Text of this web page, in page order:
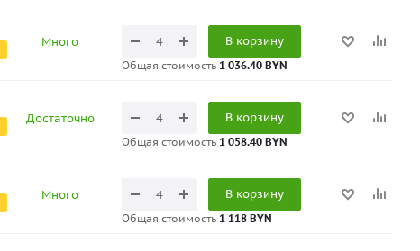
Много В корзину
Общая стоимость 1 036.40 BYN
Достаточно В корзину
Общая стоимость 1 058.40 BYN
Много В корзину
Общая стоимость 1 118 BYN